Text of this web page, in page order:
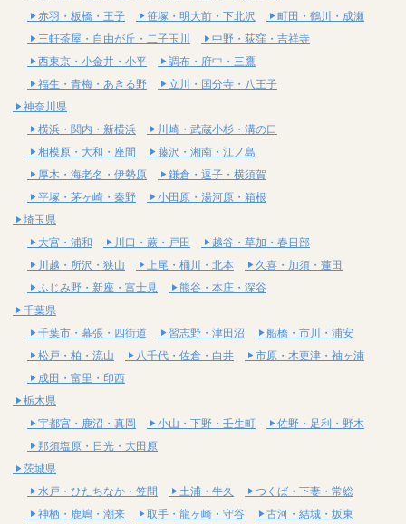
赤羽・板橋・王子
笹塚・明大前・下北沢
町田・鶴川・成瀬
三軒茶屋・自由が丘・二子玉川
中野・荻窪・吉祥寺
西東京・小金井・小平
調布・府中・三鷹
福生・青梅・あきる野
立川・国分寺・八王子
神奈川県
横浜・関内・新横浜
川崎・武蔵小杉・溝の口
相模原・大和・座間
藤沢・湘南・江ノ島
厚木・海老名・伊勢原
鎌倉・逗子・横須賀
平塚・茅ヶ崎・秦野
小田原・湯河原・箱根
埼玉県
大宮・浦和
川口・蕨・戸田
越谷・草加・春日部
川越・所沢・狭山
上尾・桶川・北本
久喜・加須・蓮田
ふじみ野・新座・富士見
熊谷・本庄・深谷
千葉県
千葉市・幕張・四街道
習志野・津田沼
船橋・市川・浦安
松戸・柏・流山
八千代・佐倉・白井
市原・木更津・袖ヶ浦
成田・富里・印西
栃木県
宇都宮・鹿沼・真岡
小山・下野・壬生町
佐野・足利・野木
那須塩原・日光・大田原
茨城県
水戸・ひたちなか・笠間
土浦・牛久
つくば・下妻・常総
神栖・鹿嶋・潮来
取手・龍ヶ崎・守谷 古河・結城・坂東